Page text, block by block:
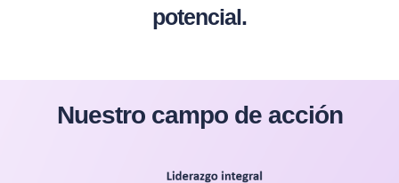
potencial.
Nuestro campo de acción